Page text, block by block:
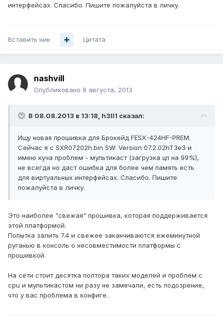
интерфейсах. Спасибо. Пишите пожалуйста в личку.
Вставить ник Цитата
nashvill
Опубликовано 8 августа, 2013
В 08.08.2013 в 13:18, h3ll1 сказал:
Ищу новая прошивкa для Брокейд FESX-424HF-PREM.
Сейчас я с SXR07202h.bin SW: Version 07.2.02hT3e3 и
имею куча проблем - мультикаст (загрузка цп на 99%),
не всегда но даст ошибка для более чем память есть
для виртуальных интерфейсах. Спасибо. Пишите
пожалуйста в личку.
Это наиболее "свежая" прошивка, которая поддерживается
этой платформой.
Попытка залить 7.4 и свежее заканчиваются ежеминутной
руганью в консоль о несовместимости платформы с
прошивкой.
На сети стоит десятка полтора таких моделей и проблем с
cpu и мультикастом ни разу не замечали, есть подозрение,
что у вас проблема в конфиге.